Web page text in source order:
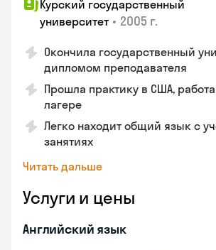
Курский государственный
университет • 2005 г.
Окончила государственный
дипломом преподавателя
Прошла практику в США,
лагере
Легко находит общий язык с
занятиях
Читать дальше
Услуги и цены
Английский язык